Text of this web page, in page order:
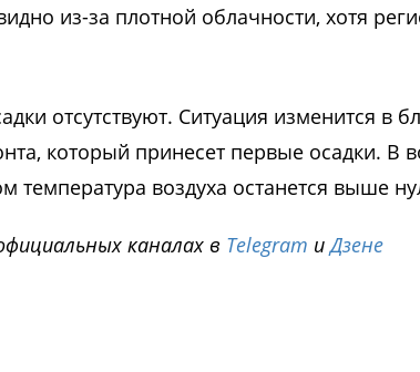
из-за плотной облачности, хотя
отсутствуют. Ситуация изменится в
который принесет первые осадки. В
температура воздуха останется выше
каналах в Telegram иДзене